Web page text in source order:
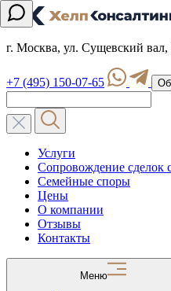
г. Москва, ул. Сущевский вал,
+7 (495) 150-07-65
Услуги
Сопровождение сделок
Семейные споры
Цены
О компании
Отзывы
Контакты
Меню